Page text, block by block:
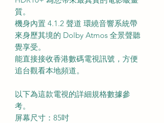
質。
機身內置 4.1.2 聲道 環繞音響系統帶
來身歷其境的 Dolby Atmos 全景聲聽
覺享受。
能直接接收香港數碼電視訊號，方便
追台觀看本地頻道。
以下為這款電視的詳細規格數據參
考。
屏幕尺寸：85吋